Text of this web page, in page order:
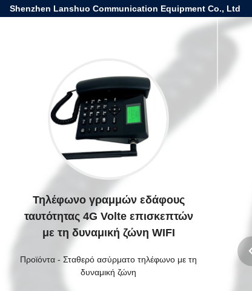
Shenzhen Lanshuo Communication Equipment Co., Ltd
Τηλέφωνο γραμμών εδάφους
ταυτότητας 4G Volte επισκεπτών
με τη δυναμική ζώνη WIFI
Προϊόντα - Σταθερό ασύρματο τηλέφωνο με τη
δυναμική ζώνη